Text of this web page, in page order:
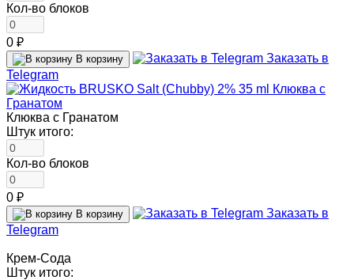
Кол-во блоков
0 ₽
В корзину
Заказать в
Telegram
Клюква с Гранатом
Штук итого:
Кол-во блоков
0 ₽
В корзину
Заказать в
Telegram
Крем-Сода
Штук итого: